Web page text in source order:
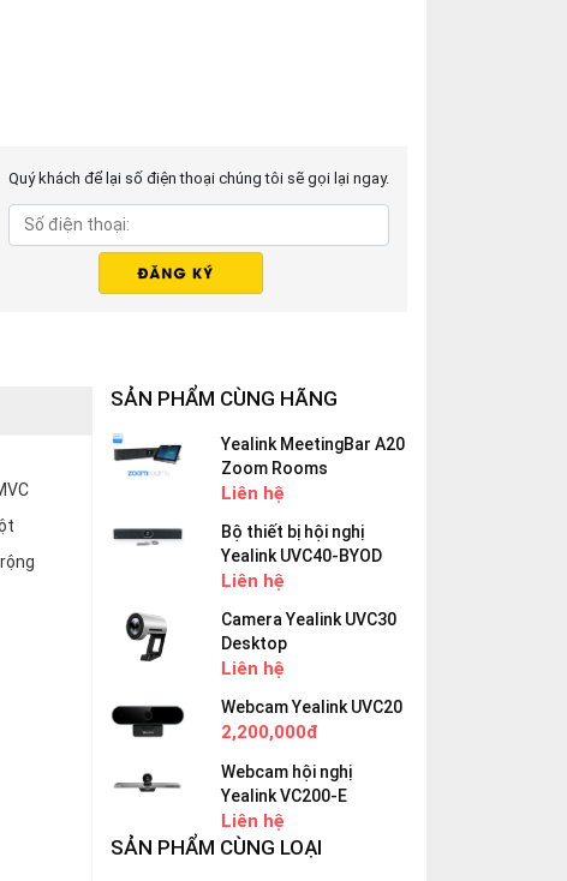
Quý khách để lại số điện thoại chúng tôi sẽ gọi lại ngay.
SẢN PHẨM CÙNG HÃNG
Yealink MeetingBar A20
Zoom Rooms
Liên hệ
Bộ thiết bị hội nghị
Yealink UVC40-BYOD
Liên hệ
Camera Yealink UVC30
Desktop
Liên hệ
Webcam Yealink UVC20
2,200,000đ
Webcam hội nghị
Yealink VC200-E
Liên hệ
SẢN PHẨM CÙNG LOẠI